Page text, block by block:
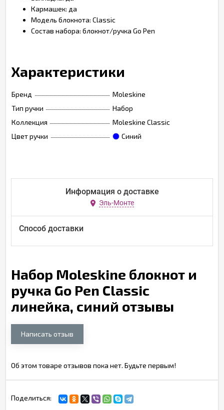
Кармашек: да
Модель блокнота: Classic
Состав набора: блокнот/ручка Go Pen
Характеристики
Бренд
Moleskine
Тип ручки
Набор
Коллекция
Moleskine Classic
Цвет ручки
Синий
Информация о доставке
Эль-Монте
Способ доставки
Набор Moleskine блокнот и
ручка Go Pen Classic
линейка, синий отзывы
Написать отзыв
Об этом товаре отзывов пока нет. Будьте первым!
Поделиться: